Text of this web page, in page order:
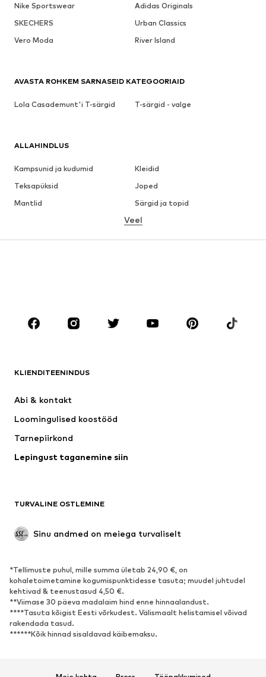
Nike Sportswear
Adidas Originals
SKECHERS
Urban Classics
Vero Moda
River Island
ALLAHINDLUS
Kampsunid ja kudumid
Kleidid
Teksapüksid
Joped
Mantlid
Särgid ja topid
Pesu
Aksessuaarid
Premium
Uus
Joped
Pesu
Mantlid
Sündmused
JALANÕUD
Uus
Vabaaja jalanõud
Pahkluusaapad
Kontsasaapad ja -kingad
Saapad
Veel
KLIENDITEENINDUS
Abi & kontakt
Loomingulised koostööd
Tarnepiirkond
Lepingust taganemine siin
TURVALINE OSTLEMINE
Sinu andmed on meiega turvaliselt
*Tellimuste puhul, mille summa ületab 24,90 €, on
kohaletoimetamine kogumispunktidesse tasuta; muudel juhtudel
kehtivad & teenustasud 4,50 €.
**Viimase 30 päeva madalaim hind enne hinnaalandust.
****Tasuta kõigist Eesti võrkudest. Välismaalt helistamisel võivad
rakendada tasud.
******Kõik hinnad sisaldavad käibemaksu.
AVASTA ROHKEM SARNASEID KATEGOORIAID
Lola Casademunt'i T-särgid T-särgid - valge